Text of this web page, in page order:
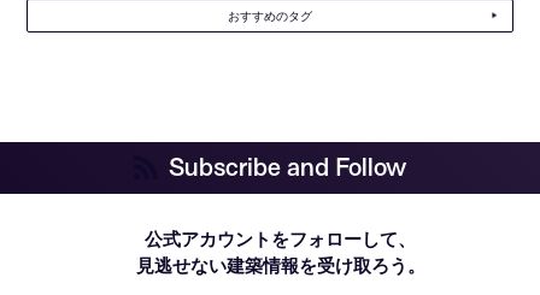
おすすめのタグ
Subscribe and Follow
公式アカウントをフォローして、
見逃せない建築情報を受け取ろう。